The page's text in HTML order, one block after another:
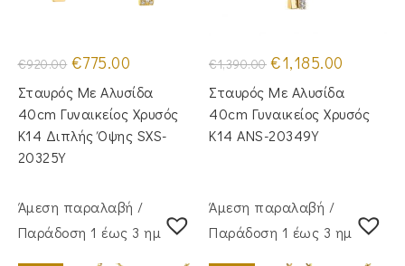
€920.00 Original
price
was:
€920.00.
€775.00
τιμή
είναι:
€775.00.
Σταυρός Με Αλυσίδα
40cm Γυναικείος Χρυσός
Κ14 Διπλής Όψης SXS-
20325Y
€1,390.00 Original
price
was:
€1,390.00.
€1,185.00
είναι:
€1,185.00.
Σταυρός Mε Aλυσίδα
40cm Γυναικείος Χρυσός
Κ14 ANS-20349Y
Άμεση παραλαβή /
Παράδoση 1 έως 3 ημέρες
Άμεση παραλαβή /
Παράδoση 1 έως 3 ημέρες